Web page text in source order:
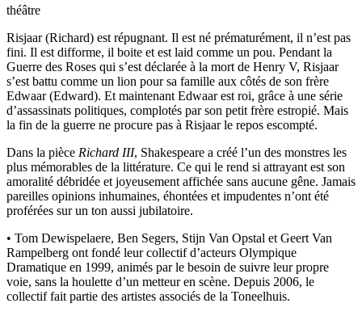
théâtre
Risjaar (Richard) est répugnant. Il est né prématurément, il n’est pas
fini. Il est difforme, il boite et est laid comme un pou. Pendant la
Guerre des Roses qui s’est déclarée à la mort de Henry V, Risjaar
s’est battu comme un lion pour sa famille aux côtés de son frère
Edwaar (Edward). Et maintenant Edwaar est roi, grâce à une série
d’assassinats politiques, complotés par son petit frère estropié. Mais
la fin de la guerre ne procure pas à Risjaar le repos escompté.
Dans la pièce Richard III, Shakespeare a créé l’un des monstres les
plus mémorables de la littérature. Ce qui le rend si attrayant est son
amoralité débridée et joyeusement affichée sans aucune gêne. Jamais
pareilles opinions inhumaines, éhontées et impudentes n’ont été
proférées sur un ton aussi jubilatoire.
• Tom Dewispelaere, Ben Segers, Stijn Van Opstal et Geert Van
Rampelberg ont fondé leur collectif d’acteurs Olympique
Dramatique en 1999, animés par le besoin de suivre leur propre
voie, sans la houlette d’un metteur en scène. Depuis 2006, le
collectif fait partie des artistes associés de la Toneelhuis.